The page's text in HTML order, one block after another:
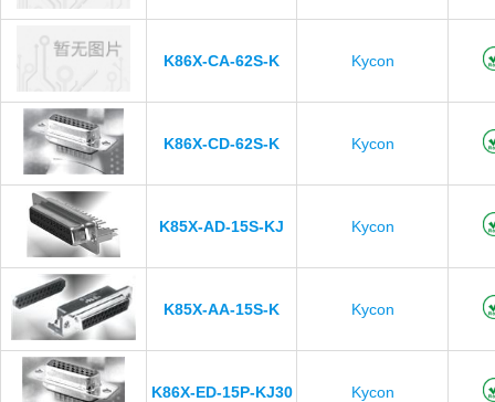
K86X-CA-62S-K Kycon
K86X-CD-62S-K Kycon
K85X-AD-15S-KJ Kycon
K85X-AA-15S-K Kycon
K86X-ED-15P-KJ30 Kycon